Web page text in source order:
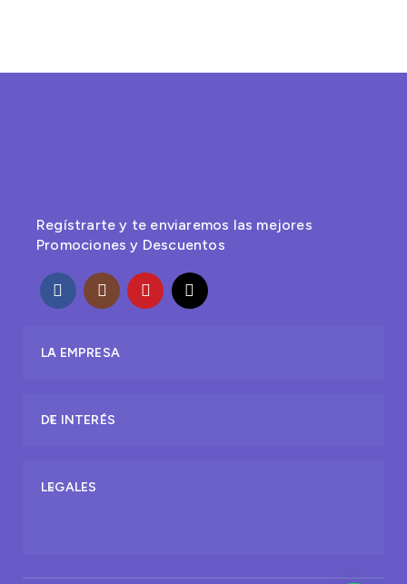
Regístrarte y te enviaremos las mejores
Promociones y Descuentos
LA EMPRESA
DE INTERÉS
LEGALES